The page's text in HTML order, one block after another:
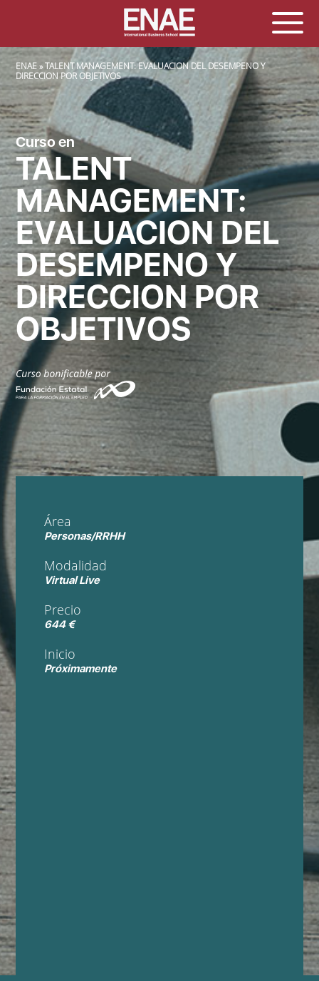
SOBRESCRIBIR ENLACES DE AYUDA A LA NAVEGACIÓN
ENAE
TALENT MANAGEMENT: EVALUACION DEL DESEMPENO Y
DIRECCION POR OBJETIVOS
Curso en
TALENT
MANAGEMENT:
EVALUACION DEL
DESEMPENO Y
DIRECCION POR
OBJETIVOS
Área
Personas/RRHH
Modalidad
Virtual Live
Precio
644 €
Inicio
Próximamente